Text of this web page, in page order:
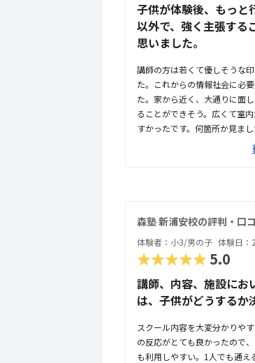
子供が体験後、もっと
以外で、強く主張する
思いました。
講師の方は若くて優しそうな
た。これからの情報社会に必
た。家から近く、大通りに面
ることができそう。広くて室
すかったです。何箇所か見ま
費用だと難しいと思っていま
いました。子供が毎日行きた
森塾 新浦安校の評判・口
体験者：小3/男の子 体験日：
★★★★★5.0
講師、内容、施設にお
は、子供がどうするか
スクール内容を大変分かりや
の反応がとても良かったので
も利用しやすい。1人でも通